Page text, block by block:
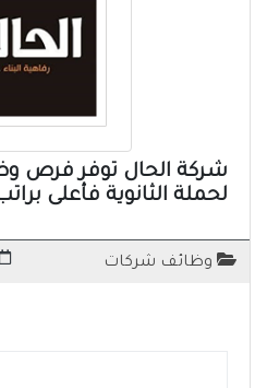
شركة الحال توفر فرص
لحملة الثانوية فأعلى براتب يبدأ
وظائف شركات